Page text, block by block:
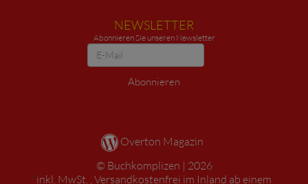
NEWSLETTER
Abonnieren Sie unseren Newsletter
Newsletter
Abonnieren
Overton Magazin
Buchkomplizen
2026
* inkl. MwSt. , Versandkostenfrei im Inland ab einem